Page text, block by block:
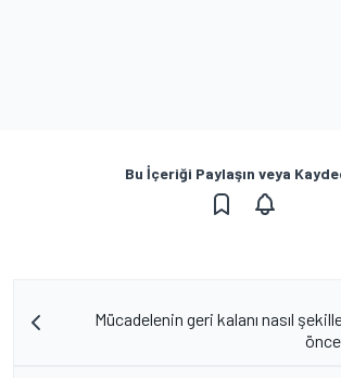
Bu İçeriği Paylaşın veya
Mücadelenin geri kalanı nasıl